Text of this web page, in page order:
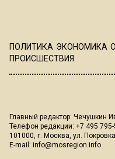
ПОЛИТИКА ЭКОНОМИКА
ПРОИСШЕСТВИЯ
Главный редактор: Чечушкин
Телефон редакции: +7 495 795-
101000, г. Москва, ул.
E-mail: info@mosregion.info